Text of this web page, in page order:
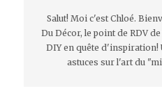
Salut! Moi c'est Chloé.
Du Décor, le point de RDV
DIY en quête d'inspiration!
astuces sur l'art du